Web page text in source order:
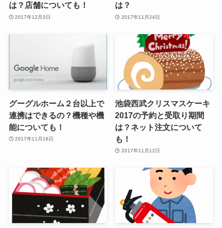
は？店舗についても！
2017年12月3日
は？
2017年11月24日
グーグルホーム２台以上で
連携はできるの？機種や機
能についても！
2017年11月16日
池袋西武クリスマスケーキ
2017の予約と受取り期間
は？ネット注文について
も！
2017年11月12日